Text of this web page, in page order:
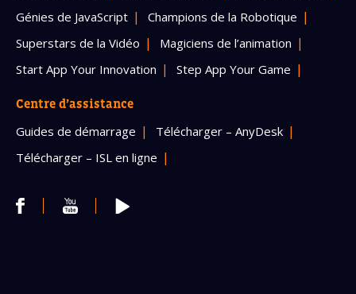
Génies de JavaScript
Champions de la Robotique
Superstars de la Vidéo
Magiciens de l’animation
Start App Your Innovation
Step App Your Game
Centre d’assistance
Guides de démarrage
Télécharger – AnyDesk
Télécharger – ISL en ligne